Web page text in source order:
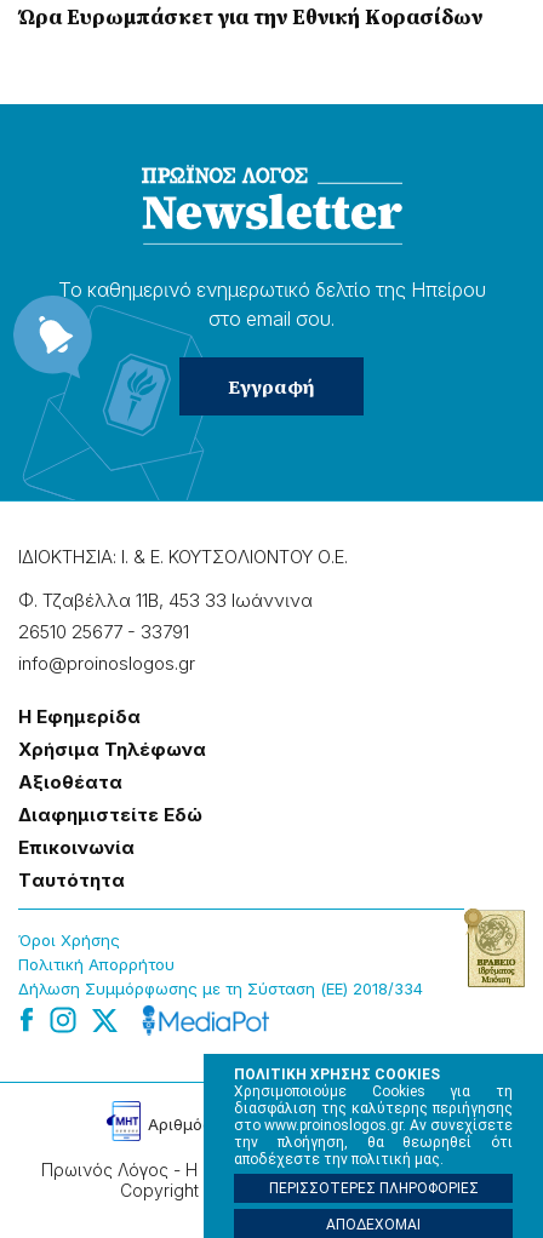
ΠΟΛΙΤΙΚΗ ΧΡΗΣΗΣ COOKIES
Χρησιμοποιούμε Cookies για τη
διασφάλιση της καλύτερης περιήγησης
στο www.proinoslogos.gr. Αν συνεχίσετε
την πλοήγηση, θα θεωρηθεί ότι
αποδέχεστε την πολιτική μας.
ΠΕΡΙΣΣΟΤΕΡΕΣ ΠΛΗΡΟΦΟΡΙΕΣ
ΑΠΟΔΕΧΟΜΑΙ
Ώρα Ευρωμπάσκετ για την Εθνική Κορασίδων
Το καθημερɩνό ενημερωτɩκό δελτίο της Ηπείρου
στο email σου.
ΙΔΙΟΚΤΗΣΙΑ: Ι. & Ε. ΚΟΥΤΣΟΛΙΟΝΤΟΥ Ο.Ε.
Φ. Τζαβέλλα 11Β, 453 33 Ιωάννɩνα
26510 25677 - 33791
info@proinoslogos.gr
Η Εφημερίδα
Χρήσɩμα Τηλέφωνα
Αξɩοθέατα
Δɩαφημɩστείτε Εδώ
Επɩκοɩνωνία
Tαυτότητα
Όροɩ Χρήσης
Πολɩτɩκή Απορρήτου
Δήλωση Συμμόρφωσης με τη Σύσταση (ΕΕ) 2018/334
Πρωινός Λόγος - Η καθημερινή εφημερίδα της Ηπείρου,
Copyright © 2026, All rights reserved.
Αρɩθμός Πɩστοποίησης Μ.Η.Τ. 220242